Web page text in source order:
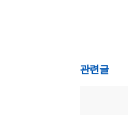
관련글